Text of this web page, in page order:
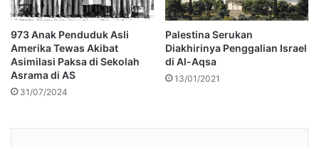
973 Anak Penduduk Asli
Amerika Tewas Akibat
Asimilasi Paksa di Sekolah
Asrama di AS
31/07/2024
Palestina Serukan
Diakhirinya Penggalian Israel
di Al-Aqsa
13/01/2021